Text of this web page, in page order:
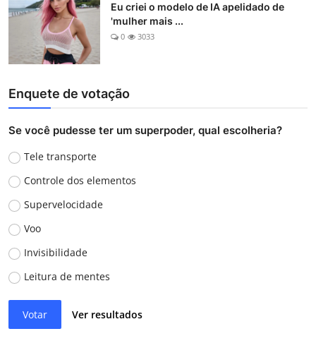
Eu criei o modelo de IA apelidado de
'mulher mais ...
0 3033
Enquete de votação
Se você pudesse ter um superpoder, qual escolheria?
Tele transporte
Controle dos elementos
Supervelocidade
Voo
Invisibilidade
Leitura de mentes
Votar Ver resultados